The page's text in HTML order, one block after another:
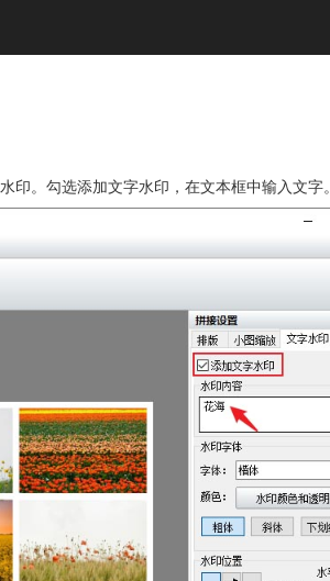
。勾选添加文字水印，在文本框中输入文字。